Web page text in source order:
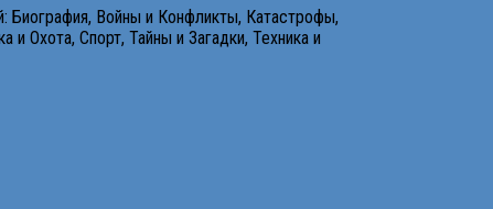
Биография, Войны и Конфликты, Катастрофы,
Охота, Спорт, Тайны и Загадки, Техника и